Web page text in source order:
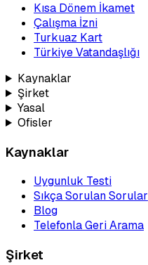
Kısa Dönem İkamet
Çalışma İzni
Turkuaz Kart
Türkiye Vatandaşlığı
Kaynaklar
Şirket
Yasal
Ofisler
Kaynaklar
Uygunluk Testi
Sıkça Sorulan Sorular
Blog
Telefonla Geri Arama
Şirket